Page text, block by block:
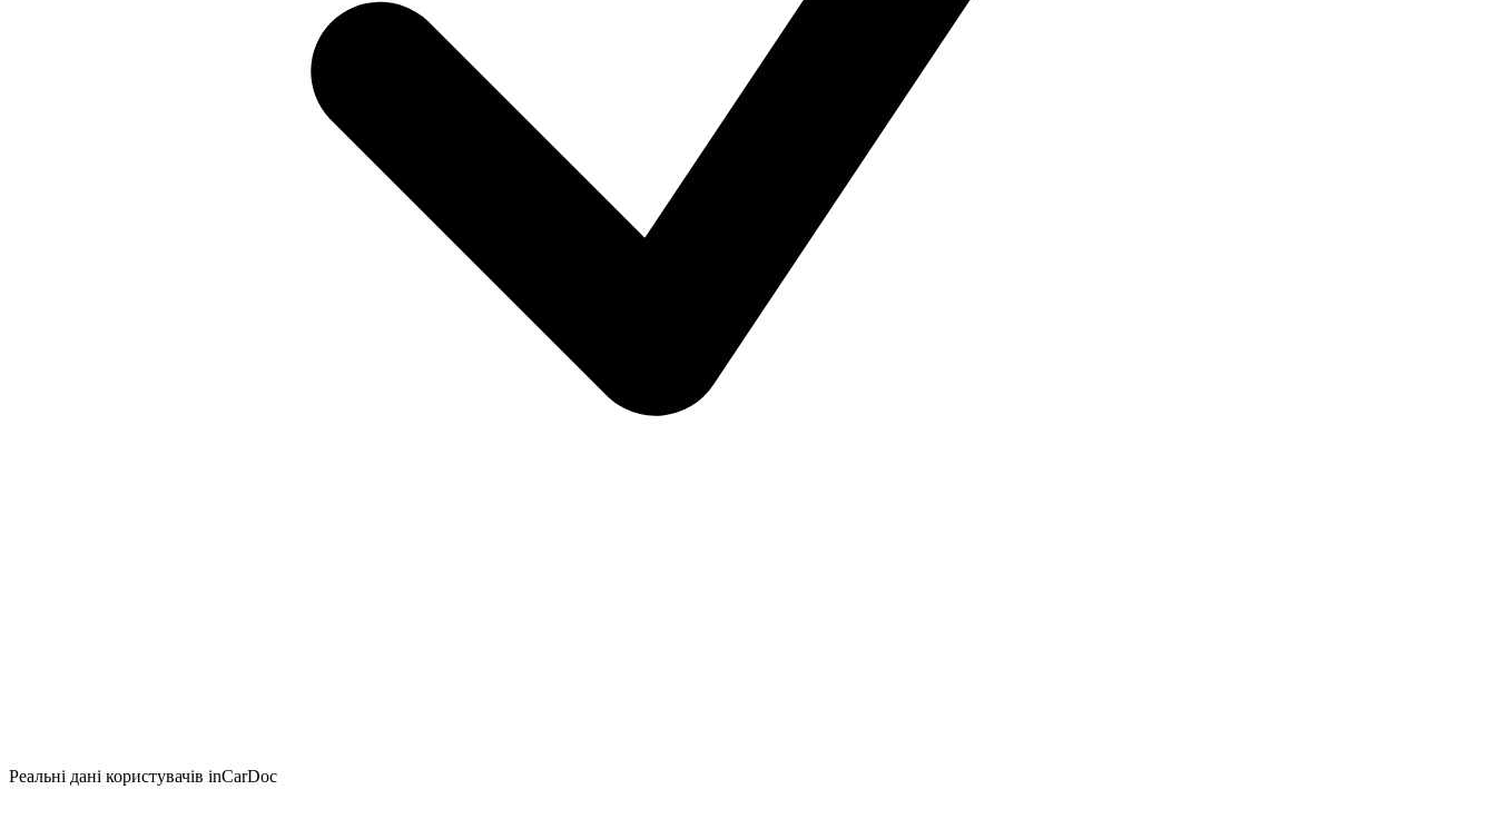
Реальні дані користувачів inCarDoc